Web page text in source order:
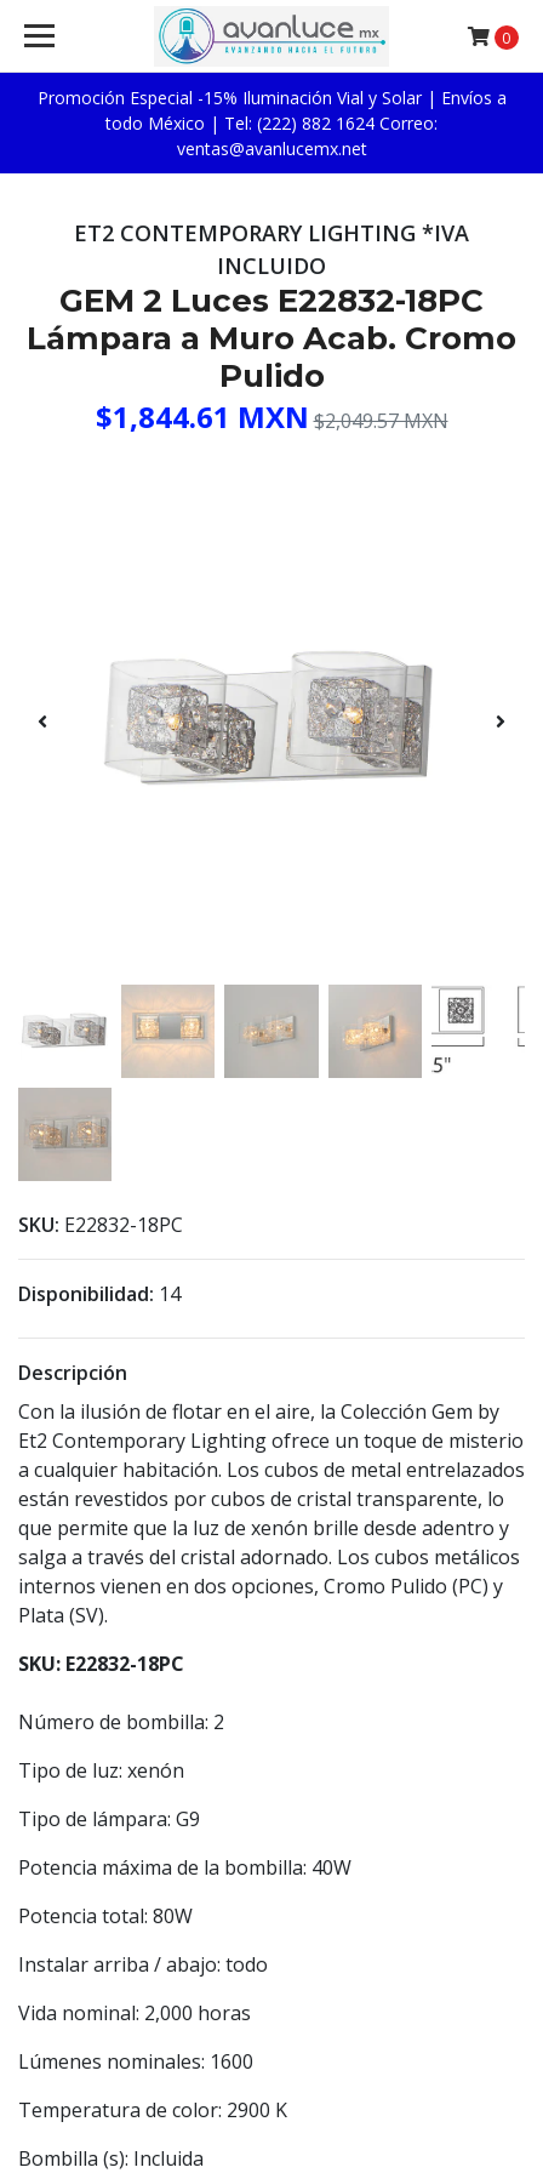
Promoción Especial -15% Iluminación Vial y Solar | Envíos a
todo México | Tel: (222) 882 1624 Correo:
ventas@avanlucemx.net
0
ET2 CONTEMPORARY LIGHTING *IVA
INCLUIDO
GEM 2 Luces E22832-18PC
Lámpara a Muro Acab. Cromo
Pulido
$1,844.61 MXN $2,049.57 MXN
SKU: E22832-18PC
Disponibilidad: 14
Descripción
Con la ilusión de flotar en el aire, la Colección Gem by
Et2 Contemporary Lighting ofrece un toque de misterio
a cualquier habitación. Los cubos de metal entrelazados
están revestidos por cubos de cristal transparente, lo
que permite que la luz de xenón brille desde adentro y
salga a través del cristal adornado. Los cubos metálicos
internos vienen en dos opciones, Cromo Pulido (PC) y
Plata (SV).
SKU: E22832-18PC
Número de bombilla: 2
Tipo de luz: xenón
Tipo de lámpara: G9
Potencia máxima de la bombilla: 40W
Potencia total: 80W
Instalar arriba / abajo: todo
Vida nominal: 2,000 horas
Lúmenes nominales: 1600
Temperatura de color: 2900 K
Bombilla (s): Incluida